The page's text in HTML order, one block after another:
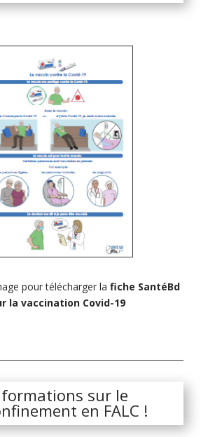
pour télécharger lafiche SantéBd
la vaccination Covid-19
sur le
en FALC !